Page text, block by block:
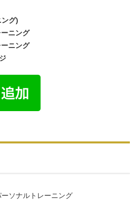
グ)
ニング
ニング
ソナルトレーニング